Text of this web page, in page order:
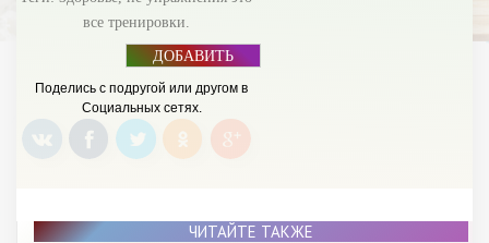
все тренировки.
ДОБАВИТЬ
Поделись с подругой или другом в
Социальных сетях.
ЧИТАЙТЕ ТАКЖЕ